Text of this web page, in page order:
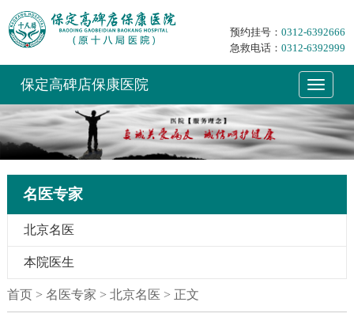
预约挂号： 0312-6392666
急救电话： 0312-6392999
保定高碑店保康医院
名医专家
北京名医
本院医生
首页> 名医专家 > 北京名医 > 正文